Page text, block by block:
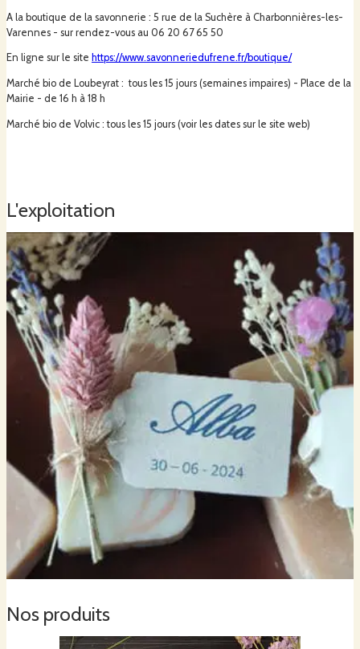
délicatement parfumés aux huiles essentielles...
ou sans parfum, sans colorant
Cette méthode produit naturellement de la glycérine, et apporte un surgras
entre 5 et 8%.
Grâce à ces propriétés, les savons nettoient en douceur et protègent la
peau de toute la famille.
Les produits de la savonnerie bénéficient de la mentionNature & Progrès
qui se démarque de la simple certification biologique grâce notamment à :
exigence de son cahier des charges
lagestion associative intégrant paysans, artisans et consommateurs
garantie pour le consommateur
d’un produit respectueux de
l’environnement, de l’homme, et de l’animal
Ingrédients
A la boutique de la savonnerie : 5 rue de la Suchère à Charbonnières-les-
Varennes - sur rendez-vous au 06 20 67 65 50
En ligne sur le site https://www.savonneriedufrene.fr/boutique/
Marché bio de Loubeyrat : tous les 15 jours (semaines impaires) - Place de la
Mairie - de 16 h à 18 h
Marché bio de Volvic : tous les 15 jours (voir les dates sur le site web)
L'exploitation
Nos produits